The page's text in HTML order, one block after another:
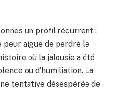
un profil récurrent :
peur aiguë de perdre le
où la jalousie a été
ou d’humiliation. La
tentative désespérée de